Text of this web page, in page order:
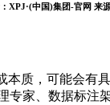
XPJ·(中国)集团-官网 来
，可能会有具
专家、数据标注